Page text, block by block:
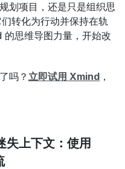
划项目，还是只是组织思
转化为行动并保持在轨
思维导图力量，开始改
吗？ 立即试用 Xmind ，
失上下文：使用